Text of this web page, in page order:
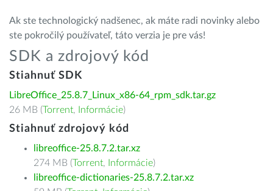
Ak ste technologický nadšenec, ak máte radi novinky alebo
ste pokročilý používateľ, táto verzia je pre vás!
SDK a zdrojový kód
Stiahnuť SDK
LibreOffice_25.8.7_Linux_x86-64_rpm_sdk.tar.gz
26 MB (Torrent, Informácie)
Stiahnuť zdrojový kód
libreoffice-25.8.7.2.tar.xz
274 MB (Torrent, Informácie)
libreoffice-dictionaries-25.8.7.2.tar.xz